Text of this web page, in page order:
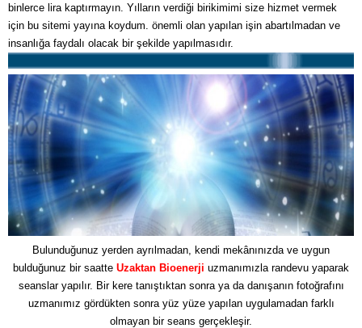
binlerce lira kaptırmayın. Yılların verdiği birikimimi size hizmet vermek
için bu sitemi yayına koydum. önemli olan yapılan işin abartılmadan ve
insanlığa faydalı olacak bir şekilde yapılmasıdır.
Bulunduğunuz yerden ayrılmadan, kendi mekânınızda ve uygun
bulduğunuz bir saatte Uzaktan Bioenerji uzmanımızla randevu yaparak
seanslar yapılır. Bir kere tanıştıktan sonra ya da danışanın fotoğrafını
uzmanımız gördükten sonra yüz yüze yapılan uygulamadan farklı
olmayan bir seans gerçekleşir.